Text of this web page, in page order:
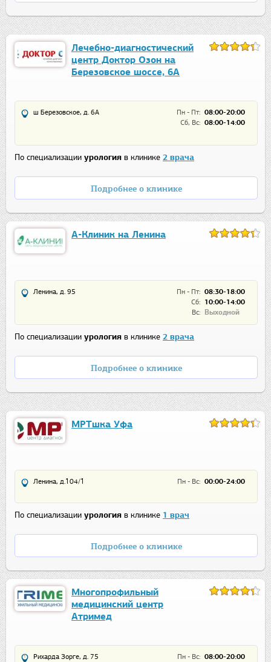
Лечебно-диагностический
центр Доктор Озон на
Березовское шоссе, 6А
Пн - Пт: 08:00-20:00
Сб, Вс: 08:00-14:00
ш Березовское, д. 6А
По специализации урология в клинике 2 врача
Подробнее о клинике
А-Клиник на Ленина
Пн - Пт: 08:30-18:00
Сб: 10:00-14:00
Вс:
Выходной
Ленина, д. 95
По специализации урология в клинике 2 врача
Подробнее о клинике
МРТшка Уфа
Пн - Вс: 00:00-24:00
Ленина, д.104/1
По специализации урология в клинике 1 врач
Подробнее о клинике
Многопрофильный
медицинский центр
Атримед
Пн - Вс: 08:00-20:00
Рихарда Зорге, д. 75